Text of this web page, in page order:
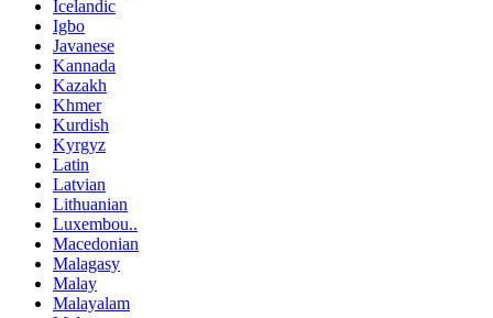
Icelandic
Igbo
Javanese
Kannada
Kazakh
Khmer
Kurdish
Kyrgyz
Latin
Latvian
Lithuanian
Luxembou..
Macedonian
Malagasy
Malay
Malayalam